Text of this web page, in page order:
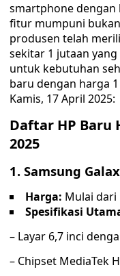
smartphone
fitur mumpuni
produsen telah
sekitar 1 jutaan
untuk kebutuhan
baru dengan harga
Kamis, 17 April 2025:
Daftar HP Baru
2025
1. Samsung
Harga: Mulai dari
Spesifikasi
– Layar 6,7 inci
– Chipset MediaTek